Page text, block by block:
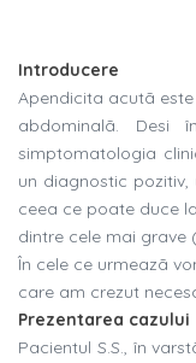
Introducere
Apendicita acutã
abdominalã.
simptomatologia
un diagnostic
ceea ce poate duce
dintre cele mai grave
În cele ce urmeazã
care am crezut
Prezentarea cazului
Pacientul S.S., în